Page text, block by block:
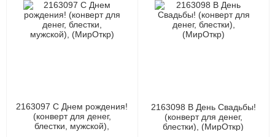
2163097 С Днем рождения!
(конверт для денег,
блестки, мужской),
2163098 В День Свадьбы!
(конверт для денег,
блестки), (МирОткр)